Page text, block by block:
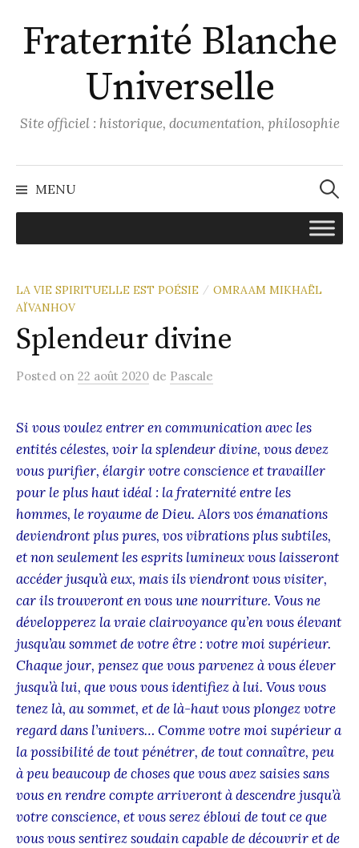
au
contenu
Fraternité Blanche
Universelle
Site officiel : historique, documentation, philosophie
MENU
LA VIE SPIRITUELLE EST POÉSIE / OMRAAM MIKHAËL
AÏVANHOV
Splendeur divine
Posted on 22 août 2020 de Pascale
Si vous voulez entrer en communication avec les
entités célestes, voir la splendeur divine, vous devez
vous purifier, élargir votre conscience et travailler
pour le plus haut idéal : la fraternité entre les
hommes, le royaume de Dieu. Alors vos émanations
deviendront plus pures, vos vibrations plus subtiles,
et non seulement les esprits lumineux vous laisseront
accéder jusqu’à eux, mais ils viendront vous visiter,
car ils trouveront en vous une nourriture. Vous ne
développerez la vraie clairvoyance qu’en vous élevant
jusqu’au sommet de votre être : votre moi supérieur.
Chaque jour, pensez que vous parvenez à vous élever
jusqu’à lui, que vous vous identifiez à lui. Vous vous
tenez là, au sommet, et de là-haut vous plongez votre
regard dans l’univers… Comme votre moi supérieur a
la possibilité de tout pénétrer, de tout connaître, peu
à peu beaucoup de choses que vous avez saisies sans
vous en rendre compte arriveront à descendre jusqu’à
votre conscience, et vous serez ébloui de tout ce que
vous vous sentirez soudain capable de découvrir et de